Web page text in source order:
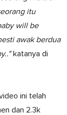
itu
will be
awak berdua
katanya di
ini telah
dan 2.3k